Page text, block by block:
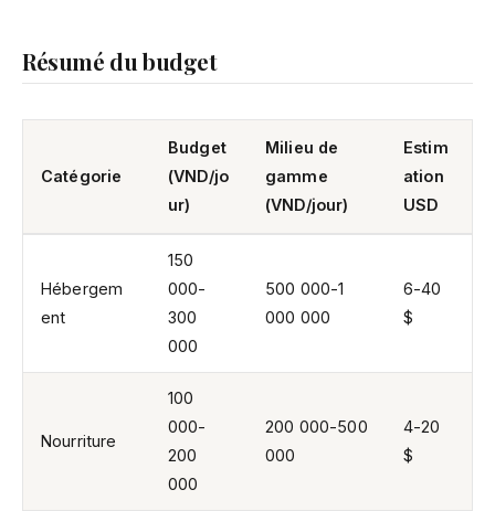
Résumé du budget
Catégorie
Budget
(VND/jo
ur)
Milieu de
gamme
(VND/jour)
Estim
ation
USD
Hébergem
ent
150
000-
300
000
500 000-1
000 000
6-40
$
Nourriture
100
000-
200
000
200 000-500
000
4-20
$